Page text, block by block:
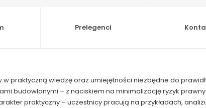
Prelegenci
praktyczną wiedzę oraz umiejętności niezbędne do
budowlanymi – z naciskiem na minimalizację ryzyk
praktyczny – uczestnicy pracują na przykładach,